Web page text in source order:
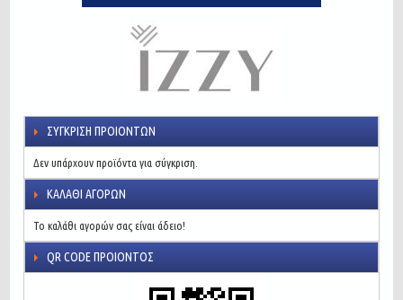
ΣΎΓΚΡΙΣΗ ΠΡΟΙΌΝΤΩΝ
Δεν υπάρχουν προϊόντα για σύγκριση.
ΚΑΛΆΘΙ ΑΓΟΡΏΝ
Το καλάθι αγορών σας είναι άδειο!
QR CODE ΠΡΟΙΌΝΤΟΣ